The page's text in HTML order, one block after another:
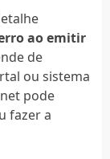
ao emitir
de
ou sistema
pode
fazer a